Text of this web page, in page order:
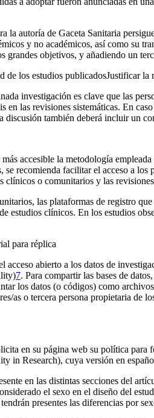
la autoría de Gaceta Sanitaria
y no académicos, así como su
grandes objetivos, y añadiendo un
de los estudios publicadosJustificar la
investigación es clave que las
en las revisiones sistemáticas. En
también deberá incluir un
accesible la metodología
recomienda facilitar el acceso a los
clínicos o comunitarios y las
las plataformas de registro
estudios clínicos. En los estudios
para réplica
acceso abierto a los datos de
)7. Para compartir las bases de
los datos (o códigos) como
as o tercera persona propietaria de
en su página web su política para
in Research), cuya versión en
en las distintas secciones del
el sexo en el diseño del
tendrán presentes las diferencias por